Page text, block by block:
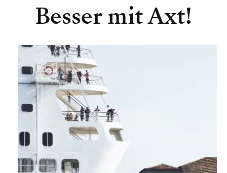
Besser mit Axt!